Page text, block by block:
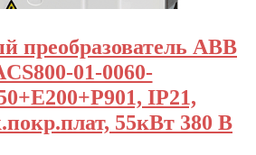
преобразователь ABB
01-0060-
IP21,
55кВт 380 В